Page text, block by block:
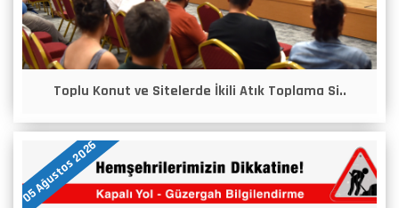
Toplu Konut ve Sitelerde İkili Atık Toplama Si..
05 Ağustos 2026